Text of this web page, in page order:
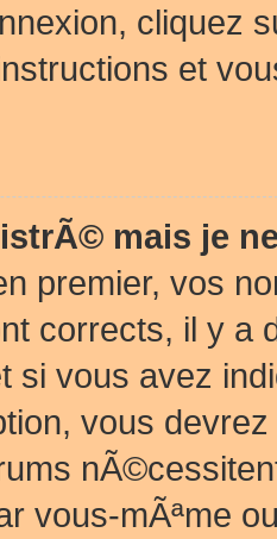
cliquez
et
mais je
premier, vos
corrects, il y a
si vous avez
vous
vous-mÃªme